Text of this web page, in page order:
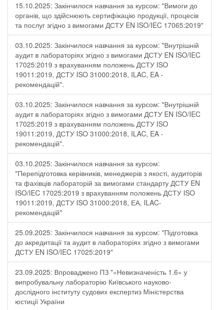
15.10.2025: Закінчилося навчання за курсом: "Вимоги до
органів, що здійснюють сертифікацію продукції, процесів
та послуг згідно з вимогами ДСТУ EN ISO/IEC 17065:2019"
03.10.2025: Закінчилося навчання за курсом: "Внутрішній
аудит в лабораторіях згідно з вимогами ДСТУ EN ISO/IEC
17025:2019 з врахуванням положень ДСТУ ISO
19011:2019, ДСТУ ISO 31000:2018, ILAC, EA -
рекомендацій".
03.10.2025: Закінчилося навчання за курсом: "Внутрішній
аудит в лабораторіях згідно з вимогами ДСТУ EN ISO/IEC
17025:2019 з врахуванням положень ДСТУ ISO
19011:2019, ДСТУ ISO 31000:2018, ILAC, EA -
рекомендацій".
03.10.2025: Закінчилося навчання за курсом:
"Перепідготовка керівників, менеджерів з якості, аудиторів
та фахівців лабораторій за вимогами стандарту ДСТУ EN
ISO/IEC 17025:2019 з врахуванням положень ДСТУ ISO
19011:2019, ДСТУ ISO 31000:2018, ЕА, ILAC-
рекомендацій"
25.09.2025: Закінчилося навчання за курсом: "Підготовка
до акредитації та аудит в лабораторіях згідно з вимогами
ДСТУ EN ISO/IEC 17025:2019"
23.09.2025: Впроваджено ПЗ "«Невизначеність 1.6» у
випробувальну лабораторію Київського науково-
дослідного інституту судових експертиз Міністерства
юстиції України